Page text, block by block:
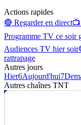
Actions rapides
🔴 Regarder en direct
Programme TV ce soir
Audiences TV hier soir
rattrapage
Autres jours
Hier6Aujourd'hui7
Autres chaînes TNT